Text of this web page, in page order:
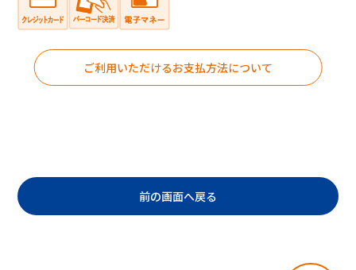
ご利用いただけるお支払方法について
前の画面へ戻る